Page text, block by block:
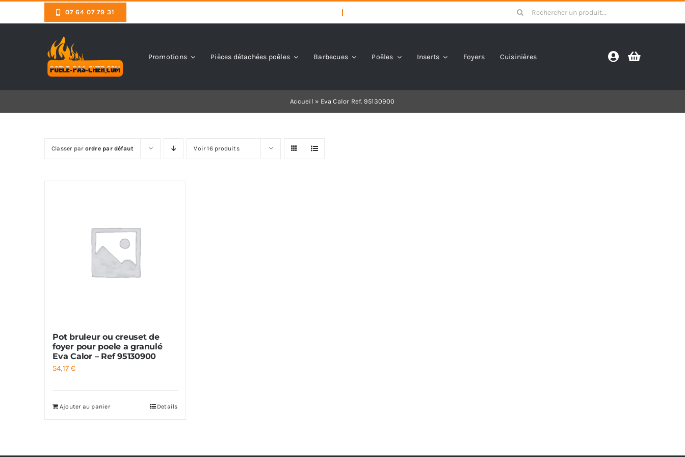
07 64 07 79 31
Search
for:
Promotions Pièces détachées poêles Barbecues Poêles Inserts Foyers Cuisinières
Accueil » Eva Calor Ref. 95130900
Classer par ordre par défaut Voir 16 produits
Pot bruleur ou creuset de
foyer pour poele a granulé
Eva Calor – Ref 95130900
54,17€
Ajouter au panier Details